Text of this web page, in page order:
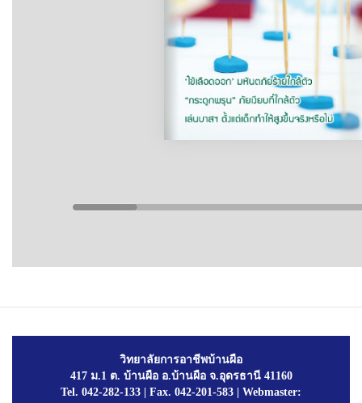
วิทยาลัยการอาชีพบ้านผือ
417 ม.1 ต. บ้านผือ อ.บ้านผือ จ.อุดรธานี 41160
Tel. 042-282-133 | Fax. 042-201-583 | Webmaster: